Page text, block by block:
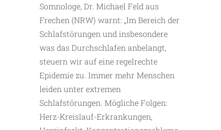
Somnologe, Dr. Michael Feld aus
Frechen (NRW) warnt: „Im Bereich der
Schlafstörungen und insbesondere
was das Durchschlafen anbelangt,
steuern wir auf eine regelrechte
Epidemie zu. Immer mehr Menschen
leiden unter extremen
Schlafstörungen. Mögliche Folgen:
Herz-Kreislauf-Erkrankungen,